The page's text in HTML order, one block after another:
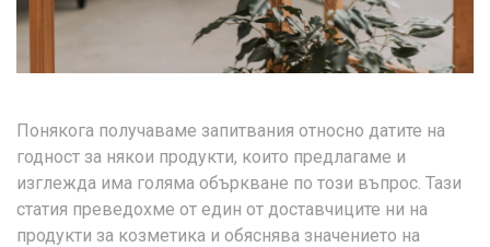
Понякога получаваме запитвания относно датите на
годност за някои продукти, които предлагаме и
изглежда има голяма объркване по този въпрос. Тази
статия преведохме от един от доставчиците ни на
продукти за козметика и обяснява значението на